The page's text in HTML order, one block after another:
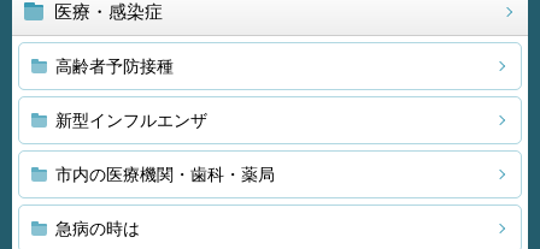
医療・感染症
高齢者予防接種
新型インフルエンザ
市内の医療機関・歯科・薬局
急病の時は